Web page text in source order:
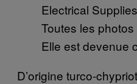
Electrical
Toutes les photos
Elle est devenue
D’origine turco-